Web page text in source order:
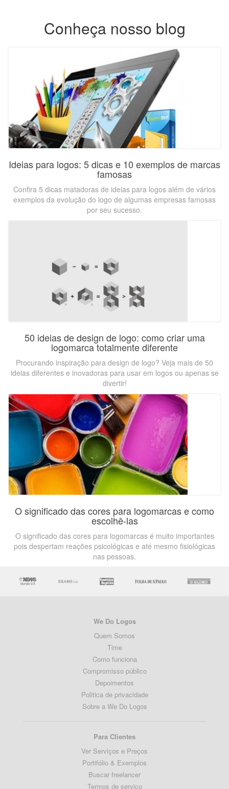
Conheça nosso blog
Ideias para logos: 5 dicas e 10 exemplos de marcas
famosas
Confira 5 dicas matadoras de ideias para logos além de vários
exemplos da evolução do logo de algumas empresas famosas
por seu sucesso.
50 ideias de design de logo: como criar uma
logomarca totalmente diferente
Procurando inspiração para design de logo? Veja mais de 50
ideias diferentes e inovadoras para usar em logos ou apenas se
divertir!
O significado das cores para logomarcas e como
escolhê-las
O significado das cores para logomarcas é muito importantes
pois despertam reações psicológicas e até mesmo fisiológicas
nas pessoas.
We Do Logos
Quem Somos
Time
Como funciona
Compromisso público
Depoimentos
Politica de privacidade
Sobre a We Do Logos
Para Clientes
Ver Serviços e Preços
Portifólio & Exemplos
Buscar freelancer
Termos de serviço